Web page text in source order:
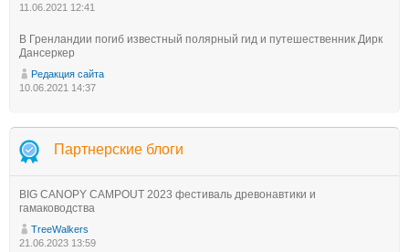
11.06.2021 12:41
В Гренландии погиб известный полярный гид и путешественник Дирк
Дансеркер
Редакция сайта
10.06.2021 14:37
Партнерские блоги
BIG CANOPY CAMPOUT 2023 фестиваль древонавтики и
гамаководства
TreeWalkers
21.06.2023 13:59